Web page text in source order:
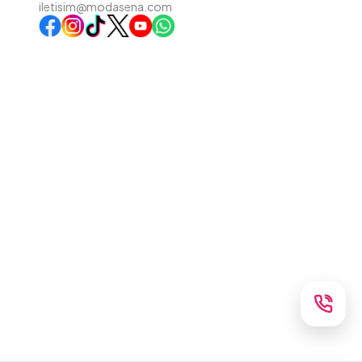
iletisim@modasena.com
Instagram
TikTok
X WhatsApp